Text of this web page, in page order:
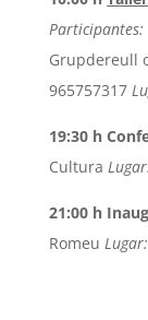
Participantes:
Grupdereull
965757317
19:30 h
Cultura
21:00 h
Romeu Lugar: